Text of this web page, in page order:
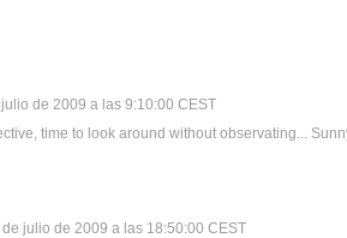
de 2009 a las 9:10:00 CEST
time to look around without observating...
de julio de 2009 a las 18:50:00 CEST